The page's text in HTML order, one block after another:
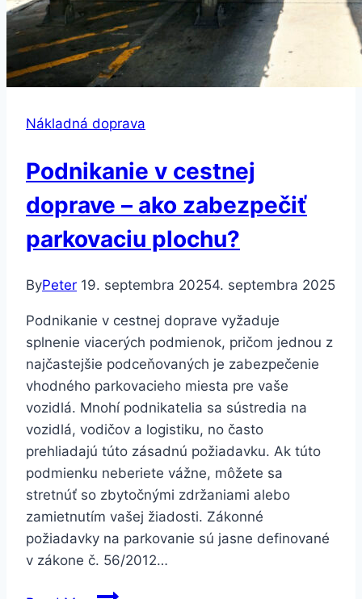
Nákladná doprava
Podnikanie v cestnej
doprave – ako zabezpečiť
parkovaciu plochu?
ByPeter 19. septembra 20254. septembra 2025
Podnikanie v cestnej doprave vyžaduje
splnenie viacerých podmienok, pričom jednou z
najčastejšie podceňovaných je zabezpečenie
vhodného parkovacieho miesta pre vaše
vozidlá. Mnohí podnikatelia sa sústredia na
vozidlá, vodičov a logistiku, no často
prehliadajú túto zásadnú požiadavku. Ak túto
podmienku neberiete vážne, môžete sa
stretnúť so zbytočnými zdržaniami alebo
zamietnutím vašej žiadosti. Zákonné
požiadavky na parkovanie sú jasne definované
v zákone č. 56/2012…
Podnikanie